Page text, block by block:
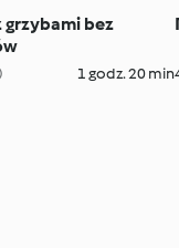
grzybami bez
1 godz. 20 min